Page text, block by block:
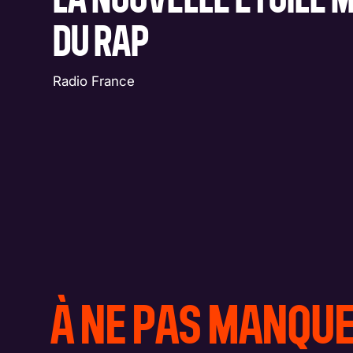
DU RAP
Radio France
À NE PAS